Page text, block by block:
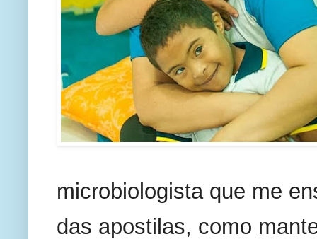
microbiologista que me
das apostilas, como